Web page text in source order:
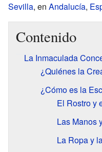
Sevilla, en Andalucía,
Contenido
La Inmaculada
¿Quiénes la
¿Cómo es la
El Rostro y
Las Manos
La Ropa y